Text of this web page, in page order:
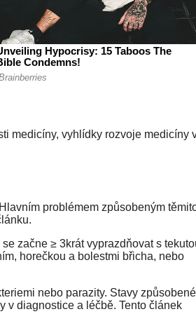
medicíny, vyhlídky rozvoje medicíny
problémem způsobeným
začne ≥ 3krát vyprazdňovat s
horečkou a bolestmi břicha, nebo
nebo parazity. Stavy způsobené
v diagnostice a léčbě. Tento článek